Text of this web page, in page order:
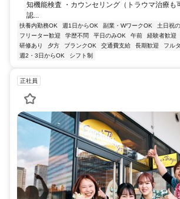
知機能検査 ・カウンセリング（トラウマ治療も
認...
扶養内勤務OK 週1日からOK 副業・WワークOK 土日祝
フリーター歓迎
学歴不問 平日のみOK 午前 経験者歓迎
研修あり
夕方 ブランクOK 交通費支給 長期歓迎 フル
週2・3日からOK
シフト制
正社員